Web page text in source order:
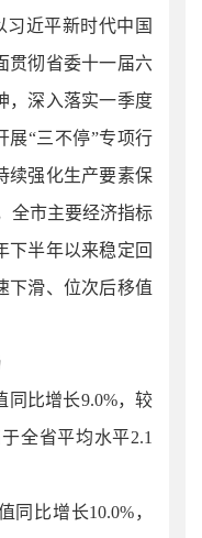
近平新时代中国
贯彻省委十一届六
，深入落实一季度
展“三不停”专项行
续强化生产要素保
全市主要经济指标
下半年以来稳定回
下滑、位次后移值
同比增长9.0%，较
全省平均水平2.1
同比增长10.0%，